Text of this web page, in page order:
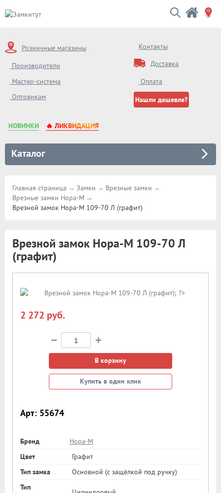
Розничные магазины
Производители
Мастер-система
Оптовикам
Контакты
Доставка
Оплата
Нашли дешевле?
НОВИНКИ 🔥 ЛИКВИДАЦИЯ
Каталог
Главная страница Замки
Врезные замки
Врезные замки Нора-М
Врезной замок Нора-М 109-70 Л (графит)
Врезной замок Нора-М 109-70 Л
(графит)
2 272 руб.
− +
В корзину
Купить в один клик
Арт: 55674
Бренд
Нора-М
Цвет
Графит
Тип замка
Основной (с защёлкой под ручку)
Тип